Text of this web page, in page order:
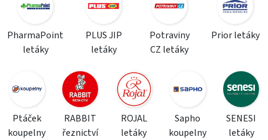
PharmaPoint
letáky
PLUS JIP
letáky
Potraviny
CZ letáky
Prior letáky
Ptáček
koupelny
RABBIT
řeznictví
ROJAL
letáky
Sapho
koupelny
SENESI
letáky